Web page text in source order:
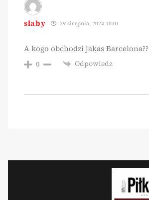
slaby 29 sierpnia, 2024 10:01
A kogo obchodzi jakas Barcelona??
0 Odpowiedz